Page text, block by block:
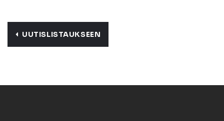
UUTISLISTAUKSEEN